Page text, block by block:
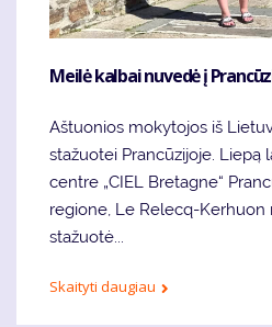
Meilė kalbai nuvedė į
Aštuonios mokytojos iš
stažuotei Prancūzijoje. Liepą
centre „CIEL Bretagne“
regione, Le Relecq-Kerhuon
stažuotė...
Skaityti daugiau